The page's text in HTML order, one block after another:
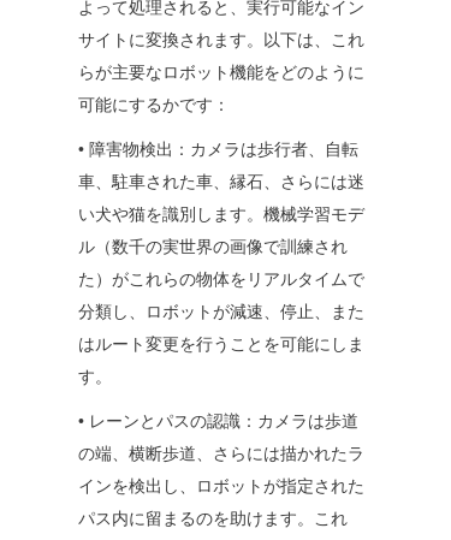
よって処理されると、実行可能なイン
サイトに変換されます。以下は、これ
らが主要なロボット機能をどのように
可能にするかです：
• 障害物検出：カメラは歩行者、自転
車、駐車された車、縁石、さらには迷
い犬や猫を識別します。機械学習モデ
ル（数千の実世界の画像で訓練され
た）がこれらの物体をリアルタイムで
分類し、ロボットが減速、停止、また
はルート変更を行うことを可能にしま
す。
• レーンとパスの認識：カメラは歩道
の端、横断歩道、さらには描かれたラ
インを検出し、ロボットが指定された
パス内に留まるのを助けます。これ